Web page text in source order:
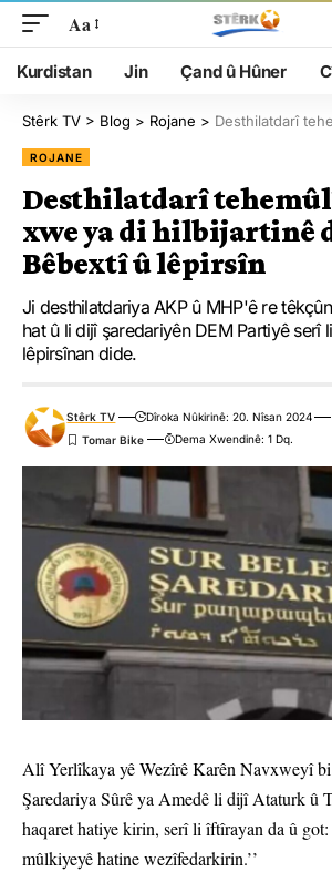
Aa
Kurdistan Jin Çand û Hûner
Stêrk TV > Blog > Rojane > Desthilatdarî tehemûlî têkçûna xwe
ROJANE
Desthilatdarî
xwe ya di hilbijartinê
Bêbextî û lêpirsîn
Ji desthilatdariya AKP û MHP'ê re
hat û li dijî şaredariyên DEM Partiyê serî
lêpirsînan dide.
Stêrk TV
Dîroka Nûkirinê: 20. Nîsan 2024
Dema Xwendinê: 1 Dq.
Alî Yerlîkaya yê Wezîrê Karên Navxweyî
Şaredariya Sûrê ya Amedê li dijî Ataturk û
haqaret hatiye kirin, serî li îftîrayan da û got:
mûlkiyeyê hatine wezîfedarkirin.’’